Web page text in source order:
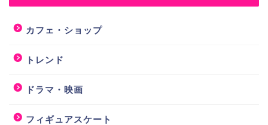
カフェ・ショップ
トレンド
ドラマ・映画
フィギュアスケート